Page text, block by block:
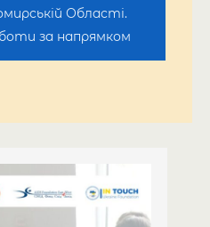
Області.
за напрямком